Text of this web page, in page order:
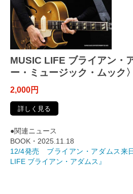
MUSIC LIFE ブライアン・
ー・ミュージック・ムック〉
2,000円
詳しく見る
●関連ニュース
BOOK・2025.11.18
12/4発売 ブライアン・アダムス来
LIFE ブライアン・アダムス』